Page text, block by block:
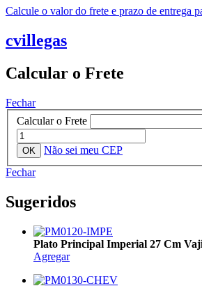
Calcule o valor do frete e prazo de entrega
cvillegas
Calcular o Frete
Fechar
Calcular o Frete
Não sei meu CEP
Fechar
Sugeridos
Plato Principal Imperial 27 Cm
Agregar